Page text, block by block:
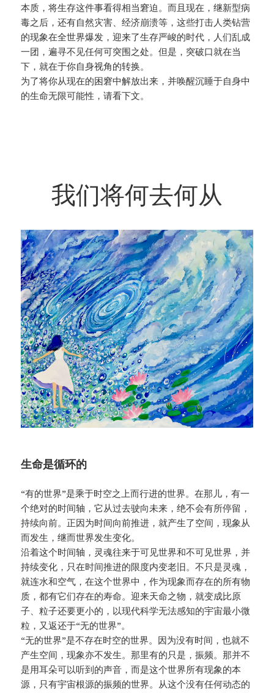
本质，将生存这件事看得相当窘迫。而且现在，继新型病
毒之后，还有自然灾害、经济崩溃等，这些打击人类钻营
的现象在全世界爆发，迎来了生存严峻的时代，人们乱成
一团，遍寻不见任何可突围之处。但是，突破口就在当
下，就在于你自身视角的转换。
为了将你从现在的困窘中解放出来，并唤醒沉睡于自身中
的生命无限可能性，请看下文。
我们将何去何从
生命是循环的
“有的世界”是乘于时空之上而行进的世界。在那儿，有一
个绝对的时间轴，它从过去驶向未来，绝不会有所停留，
持续向前。正因为时间向前推进，就产生了空间，现象从
而发生，继而世界发生变化。
沿着这个时间轴，灵魂往来于可见世界和不可见世界，并
持续变化，只在时间推进的限度内变老旧。不只是灵魂，
就连水和空气，在这个世界中，作为现象而存在的所有物
质，都有它们存在的寿命。迎来天命之物，就变成比原
子、粒子还要更小的，以现代科学无法感知的宇宙最小微
粒，又返还于“无的世界”。
“无的世界”是不存在时空的世界。因为没有时间，也就不
产生空间，现象亦不发生。那里有的只是，振频。那并不
是用耳朵可以听到的声音，而是这个世界所有现象的本
源，只有宇宙根源的振频的世界。从这个没有任何动态的